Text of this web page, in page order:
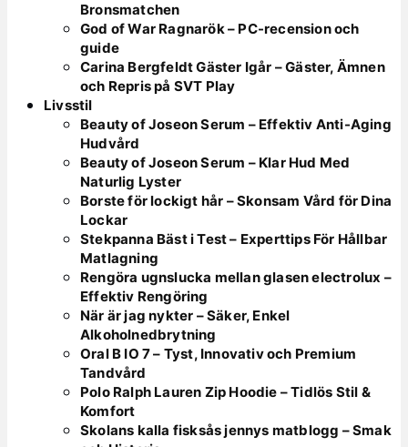
Bronsmatchen
God of War Ragnarök – PC-recension och
guide
Carina Bergfeldt Gäster Igår – Gäster, Ämnen
och Repris på SVT Play
Livsstil
Beauty of Joseon Serum – Effektiv Anti-Aging
Hudvård
Beauty of Joseon Serum – Klar Hud Med
Naturlig Lyster
Borste för lockigt hår – Skonsam Vård för Dina
Lockar
Stekpanna Bäst i Test – Experttips För Hållbar
Matlagning
Rengöra ugnslucka mellan glasen electrolux –
Effektiv Rengöring
När är jag nykter – Säker, Enkel
Alkoholnedbrytning
Oral B IO 7 – Tyst, Innovativ och Premium
Tandvård
Polo Ralph Lauren Zip Hoodie – Tidlös Stil &
Komfort
Skolans kalla fisksås jennys matblogg – Smak